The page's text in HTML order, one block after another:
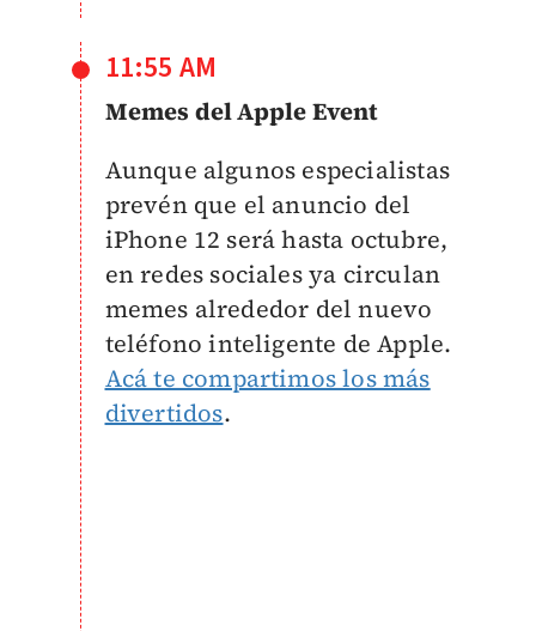
11:55 AM
Memes del Apple Event
Aunque algunos especialistas
prevén que el anuncio del
iPhone 12 será hasta octubre,
en redes sociales ya circulan
memes alrededor del nuevo
teléfono inteligente de Apple.
Acá te compartimos los más
divertidos.